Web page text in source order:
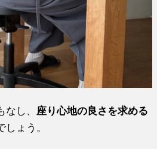
し、 座り心地の良さを求める
しょう。